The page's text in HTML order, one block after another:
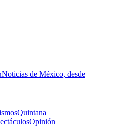
Noticias de México, desde
Quintana
Opinión